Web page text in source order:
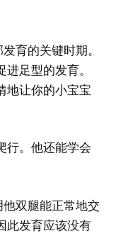
育的关键时期。
足型的发育。
地让你的小宝宝
。他还能学会
双腿能正常地交
此发育应该没有